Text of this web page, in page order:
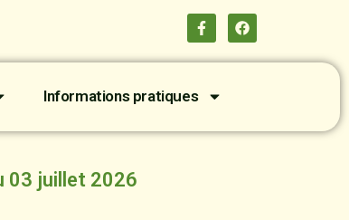
Informations pratiques
03 juillet 2026